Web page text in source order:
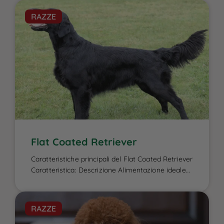
RAZZE
Flat Coated Retriever
Caratteristiche principali del Flat Coated Retriever
Caratteristica: Descrizione Alimentazione ideale
Flat Coated Retriever è un elemento cruciale per
garantire la sua energia elevata, il benessere
fisico e la salute del mantello, caratteristiche che
RAZZE